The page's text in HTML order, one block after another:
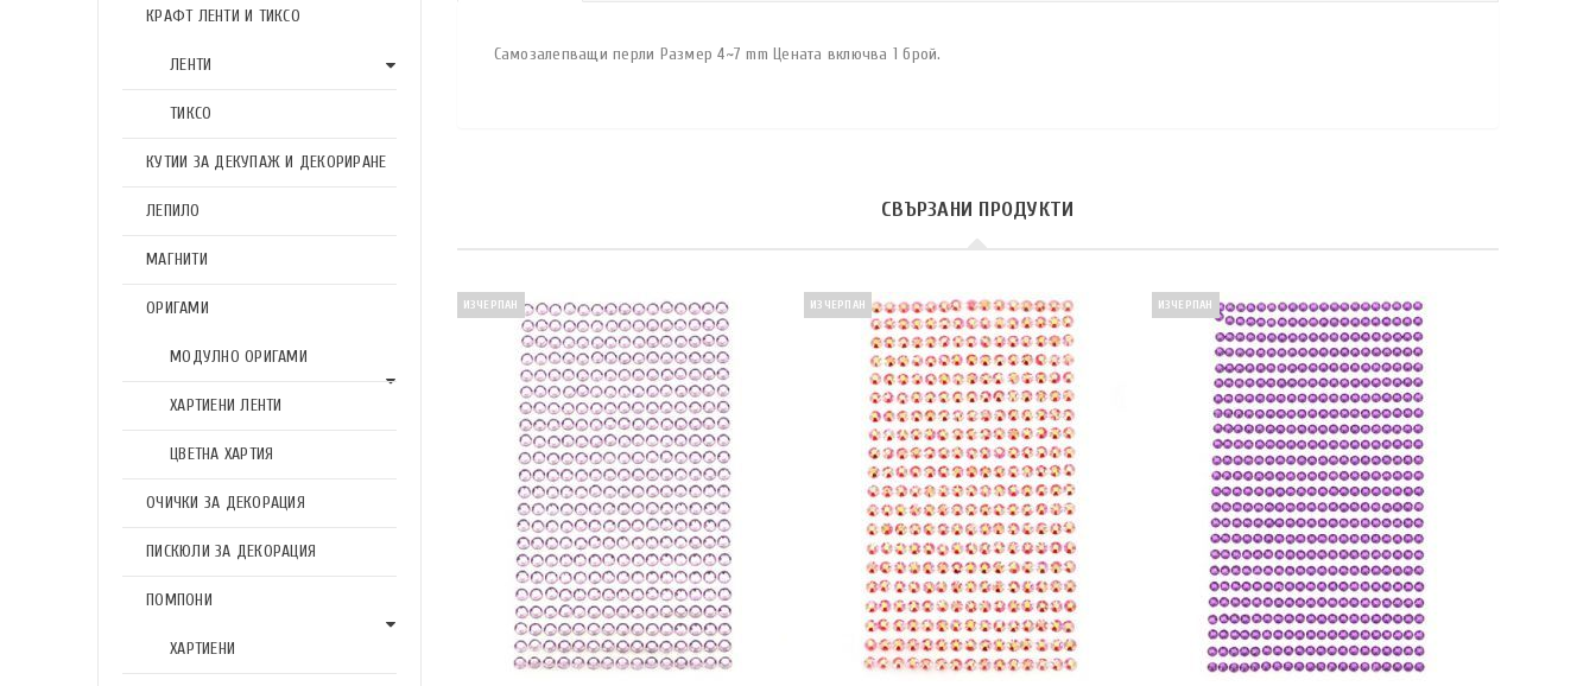
КРАФТ ЛЕНТИ И ТИКСО
ЛЕНТИ
ТИКСО
КУТИИ ЗА ДЕКУПАЖ И ДЕКОРИРАНЕ
ЛЕПИЛО
МАГНИТИ
ОРИГАМИ
МОДУЛНО ОРИГАМИ
ХАРТИЕНИ ЛЕНТИ
ЦВЕТНА ХАРТИЯ
ОЧИЧКИ ЗА ДЕКОРАЦИЯ
ПИСКЮЛИ ЗА ДЕКОРАЦИЯ
ПОМПОНИ
ХАРТИЕНИ
Самозалепващи перли Размер 4~7 mm Цената включва 1 брой.
СВЪРЗАНИ ПРОДУКТИ
ИЗЧЕРПАН ИЗЧЕРПАН ИЗЧЕРПАН